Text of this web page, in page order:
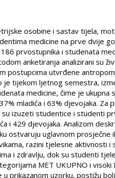
osobine i sastav tijela,
medicine na prve dvije
prvostupnika i studenata
anketiranja analizirani su
postupcima utvrđene
je tijekom ljetnog semestra,
medicine, čime je
mladića i 63% djevojaka.
izuzeti studentice i studenti
i 429 djevojaka. Analizom
ostvaruju uglavnom
razini tjelesne aktivnosti
i zdravlju, dok su studenti
MET UKUPNO i
u prikazanom uzorku, postižu